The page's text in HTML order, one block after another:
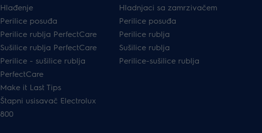
Hlađenje
Perilice posuđa
Perilice rublja PerfectCare
Sušilice rublja PerfectCare
Perilice - sušilice rublja
PerfectCare
Make it Last Tips
Štapni usisavač Electrolux
800
Hladnjaci sa zamrzivačem
Perilice posuđa
Perilice rublja
Sušilice rublja
Perilice-sušilice rublja